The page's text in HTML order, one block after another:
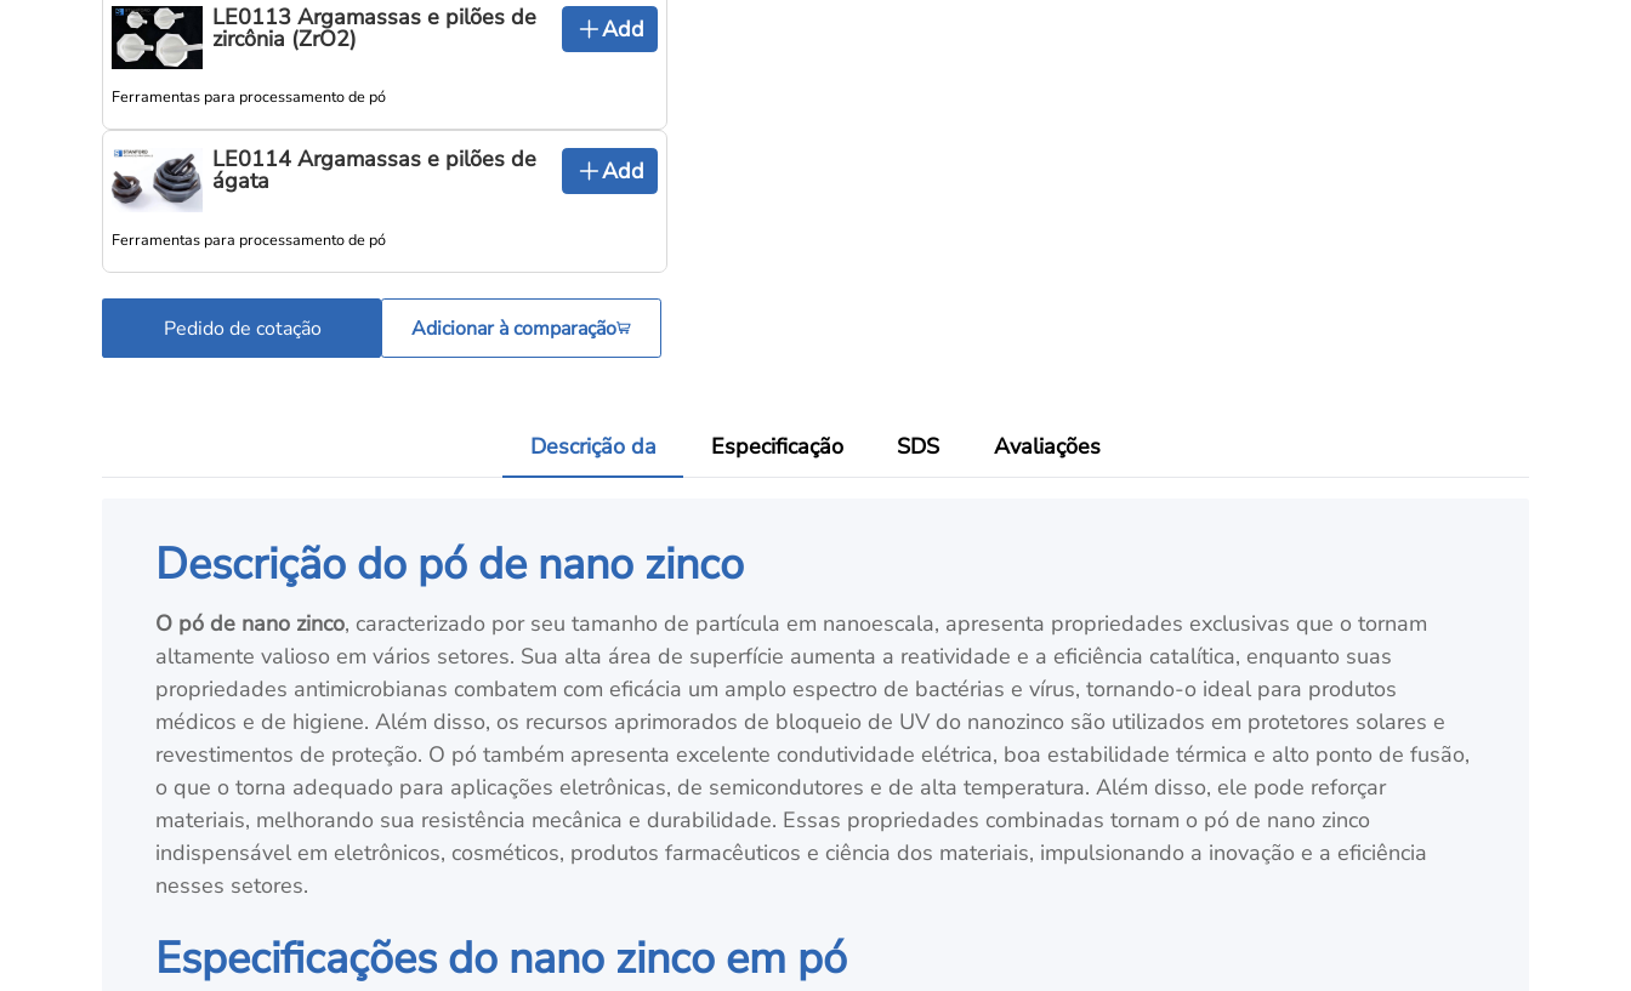
LE0113 Argamassas e pilões de
zircônia (ZrO2) Add
Ferramentas para processamento de pó
LE0114 Argamassas e pilões de
ágata Add
Ferramentas para processamento de pó
Pedido de cotação Adicionar à comparação
Descrição da Especificação SDS Avaliações
Descrição do pó de nano zinco
O pó de nano zinco, caracterizado por seu tamanho de partícula em nanoescala, apresenta propriedades exclusivas que o tornam
altamente valioso em vários setores. Sua alta área de superfície aumenta a reatividade e a eficiência catalítica, enquanto suas
propriedades antimicrobianas combatem com eficácia um amplo espectro de bactérias e vírus, tornando-o ideal para produtos
médicos e de higiene. Além disso, os recursos aprimorados de bloqueio de UV do nanozinco são utilizados em protetores solares e
revestimentos de proteção. O pó também apresenta excelente condutividade elétrica, boa estabilidade térmica e alto ponto de fusão,
o que o torna adequado para aplicações eletrônicas, de semicondutores e de alta temperatura. Além disso, ele pode reforçar
materiais, melhorando sua resistência mecânica e durabilidade. Essas propriedades combinadas tornam o pó de nano zinco
indispensável em eletrônicos, cosméticos, produtos farmacêuticos e ciência dos materiais, impulsionando a inovação e a eficiência
nesses setores.
Especificações do nano zinco em pó